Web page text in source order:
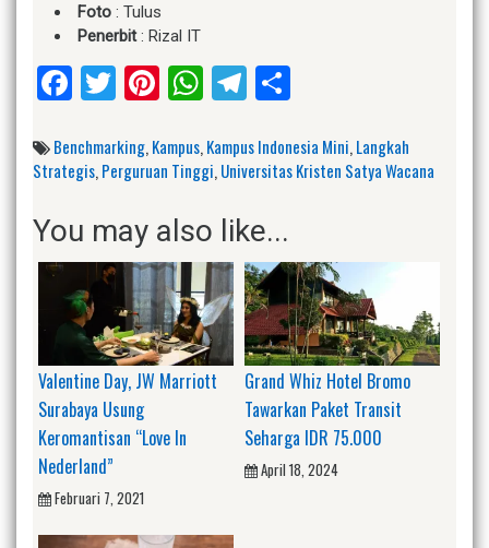
Foto : Tulus
Penerbit: Rizal IT
Facebook
Twitter
Pinterest
WhatsApp
Telegram
Benchmarking,Kampus,Kampus Indonesia Mini,Langkah
Strategis,Perguruan Tinggi,Universitas Kristen Satya Wacana
You may also like...
Valentine Day, JW Marriott
Surabaya Usung
Keromantisan “Love In
Nederland”
Februari 7, 2021
Grand Whiz Hotel Bromo
Tawarkan Paket Transit
Seharga IDR 75.000
April 18, 2024